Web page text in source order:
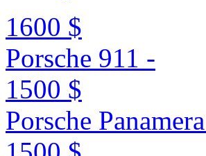
1600 $
Porsche 911 -
1500 $
Porsche